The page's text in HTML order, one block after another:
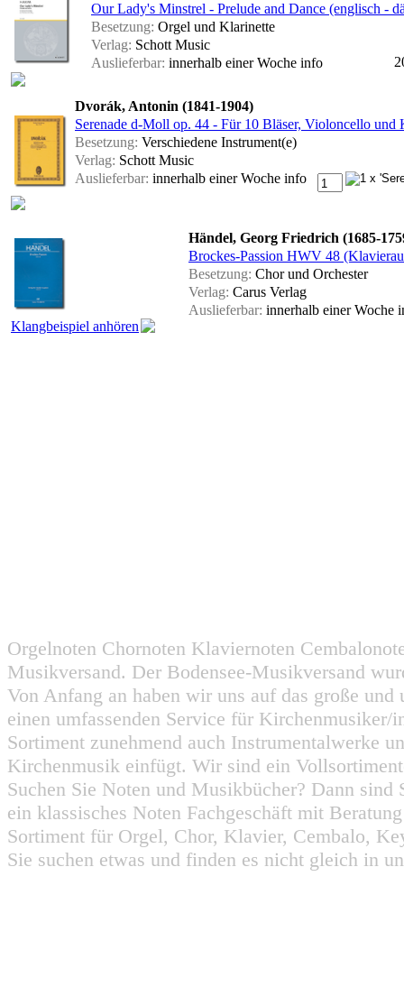
Our Lady's Minstrel - Prelude and Dance (englisch -
Besetzung: Orgel und Klarinette
Verlag: Schott Music
Auslieferbar: innerhalb einer Woche info
Dvorák, Antonin (1841-1904)
Serenade d-Moll op. 44 - Für 10 Bläser, Violoncello und
Besetzung: Verschiedene Instrument(e)
Verlag: Schott Music
Auslieferbar: innerhalb einer Woche info
Klangbeispiel anhören
Händel, Georg Friedrich (1685-
Brockes-Passion HWV 48
Besetzung: Chor und Orchester
Verlag: Carus Verlag
Auslieferbar: innerhalb einer Woche
Orgelnoten Chornoten Klaviernoten
Musikversand. Der Bodensee-Musikversand
Von Anfang an haben wir uns auf das große
einen umfassenden Service für
Sortiment zunehmend auch Instrumentalwerke
Kirchenmusik einfügt. Wir sind ein
Suchen Sie Noten und Musikbücher? Dann
ein klassisches Noten Fachgeschäft mit
Sortiment für Orgel, Chor, Klavier, Cembalo,
Sie suchen etwas und finden es nicht gleich in